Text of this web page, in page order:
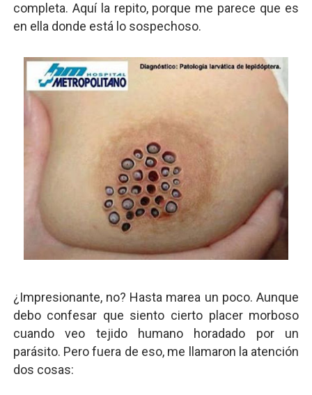
completa. Aquí la repito, porque me parece que es
en ella donde está lo sospechoso.
¿Impresionante, no? Hasta marea un poco. Aunque
debo confesar que siento cierto placer morboso
cuando veo tejido humano horadado por un
parásito. Pero fuera de eso, me llamaron la atención
dos cosas: